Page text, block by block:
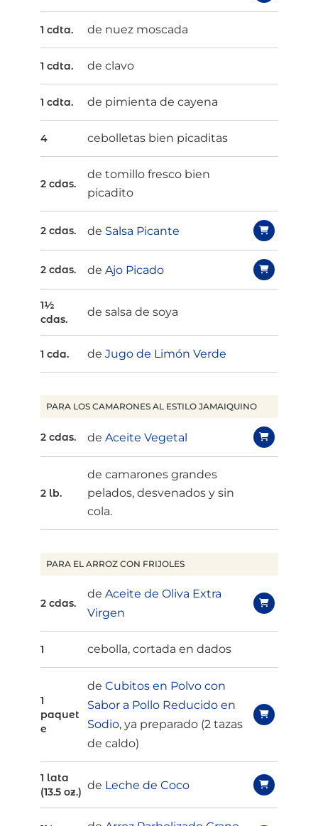
1 cdta. de nuez moscada
1 cdta. de clavo
1 cdta. de pimienta de cayena
4 cebolletas bien picaditas
2 cdas.
de tomillo fresco bien
picadito
2 cdas. de Salsa Picante
2 cdas. de Ajo Picado
1½
cdas.
de salsa de soya
1 cda. de Jugo de Limón Verde
PARA LOS CAMARONES AL ESTILO JAMAIQUINO
2 cdas. de Aceite Vegetal
2 lb.
de camarones grandes
pelados, desvenados y sin
cola.
PARA EL ARROZ CON FRIJOLES
2 cdas.
de Aceite de Oliva Extra
Virgen
1 cebolla, cortada en dados
1
paquet
e
de Cubitos en Polvo con
Sabor a Pollo Reducido en
Sodio, ya preparado (2 tazas
de caldo)
1 lata
(13.5 oz.)
de Leche de Coco